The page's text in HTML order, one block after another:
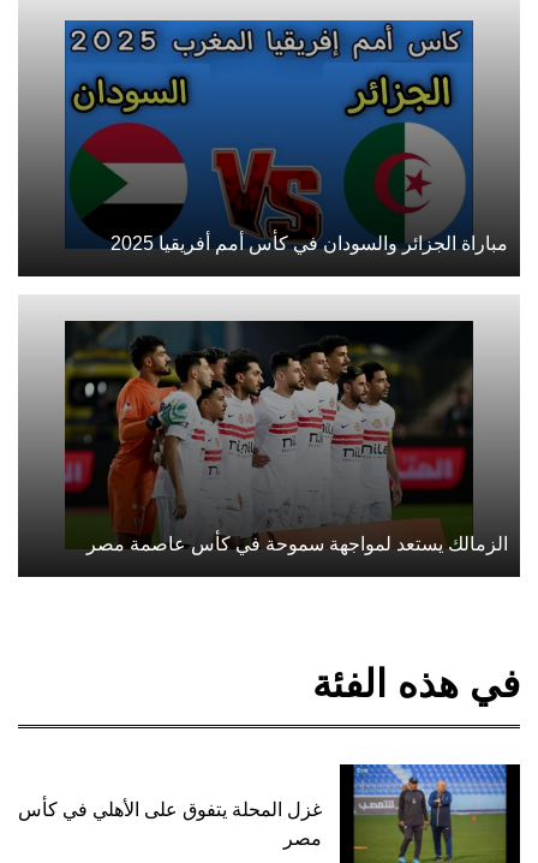
مباراة الجزائر والسودان في كأس أمم أفريقيا 2025
الزمالك يستعد لمواجهة سموحة في كأس عاصمة مصر
في هذه الفئة
غزل المحلة يتفوق على الأهلي في كأس
مصر